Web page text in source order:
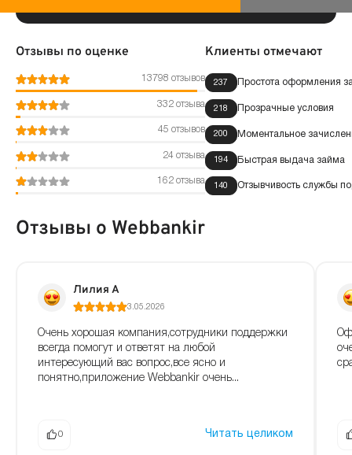
Отзывы по оценке
13798 отзывов
332 отзыва
45 отзывов
24 отзыва
162 отзыва
Клиенты отмечают
237 Простота оформления
218 Прозрачные условия
200 Моментальное
194 Быстрая выдача займа
140 Отзывчивость службы
Отзывы о Webbankir
Лилия А
3.05.2026
Очень хорошая компания,сотрудники поддержки
всегда помогут и ответят на любой
интересующий вас вопрос,все ясно и
понятно,приложение Webbankir очень...
0 Читать целиком